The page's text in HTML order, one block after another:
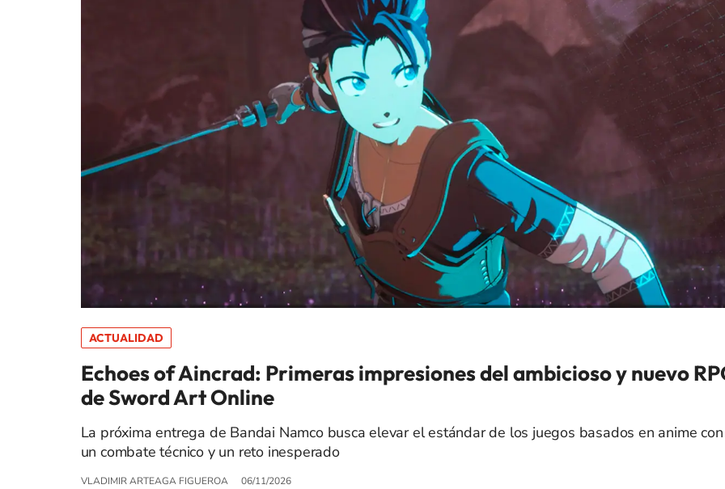
ACTUALIDAD
Echoes of Aincrad: Primeras impresiones del ambicioso y nuevo
de Sword Art Online
La próxima entrega de Bandai Namco busca elevar el estándar de los juegos basados en anime con
un combate técnico y un reto inesperado
VLADIMIR ARTEAGA FIGUEROA 06/11/2026